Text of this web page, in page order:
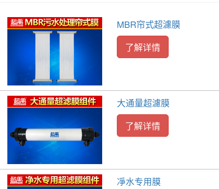
MBR帘式超濾膜
了解详情
大通量超濾膜
了解详情
凈水专用膜